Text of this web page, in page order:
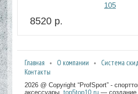
105
8520 р.
Главная О компании Система
Контакты
2026 @ Copyright “ProfSport” -
аксессуары. top5top10.ru — создание